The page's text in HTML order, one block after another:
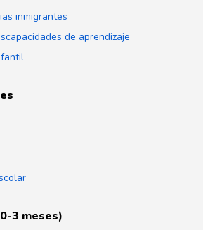
inmigrantes
de aprendizaje
3 meses)